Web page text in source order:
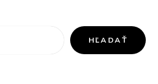
HĽADAŤ